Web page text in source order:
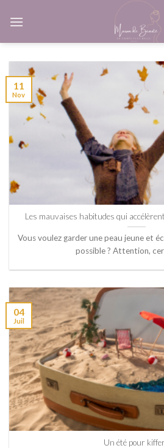
Les mauvaises habitudes qui
Vous voulez garder une peau jeune et
possible ? Attention,
11
Nov
Un été pour
04
Juil